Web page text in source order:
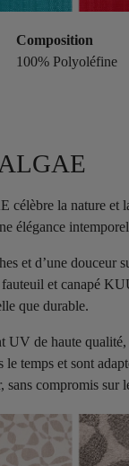
Composition
100% Polyoléfine
la nature et
élégance
et d’une douceur
et canapé
que durable.
UV de haute
le temps et sont
sans compromis sur